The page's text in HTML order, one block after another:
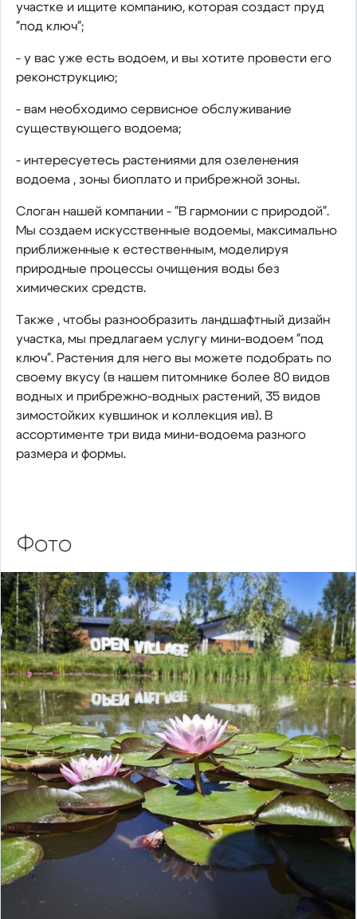
участке и ищите компанию, которая создаст пруд
"под ключ";
- у вас уже есть водоем, и вы хотите провести его
реконструкцию;
- вам необходимо сервисное обслуживание
существующего водоема;
- интересуетесь растениями для озеленения
водоема , зоны биоплато и прибрежной зоны.
Слоган нашей компании - "В гармонии с природой".
Мы создаем искусственные водоемы, максимально
приближенные к естественным, моделируя
природные процессы очищения воды без
химических средств.
Также , чтобы разнообразить ландшафтный дизайн
участка, мы предлагаем услугу мини-водоем "под
ключ". Растения для него вы можете подобрать по
своему вкусу (в нашем питомнике более 80 видов
водных и прибрежно-водных растений, 35 видов
зимостойких кувшинок и коллекция ив). В
ассортименте три вида мини-водоема разного
размера и формы.
Фото
Предыдущий